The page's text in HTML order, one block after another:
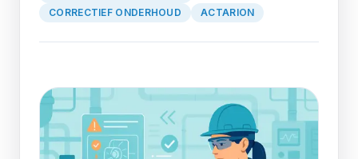
CORRECTIEF ONDERHOUD
ACTARION